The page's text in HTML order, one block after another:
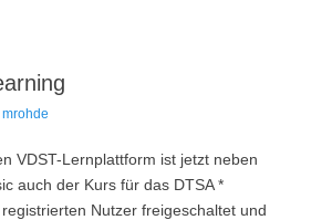
mrohde
VDST-Lernplattform ist jetzt neben
auch der Kurs für das DTSA *
Nutzer freigeschaltet und